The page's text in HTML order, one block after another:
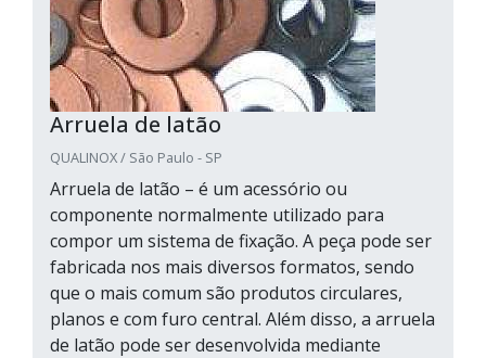
Arruela de latão
QUALINOX / São Paulo - SP
Arruela de latão – é um acessório ou
componente normalmente utilizado para
compor um sistema de fixação. A peça pode ser
fabricada nos mais diversos formatos, sendo
que o mais comum são produtos circulares,
planos e com furo central. Além disso, a arruela
de latão pode ser desenvolvida mediante